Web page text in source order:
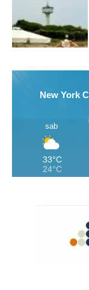
New York
sab
33°C
24°C